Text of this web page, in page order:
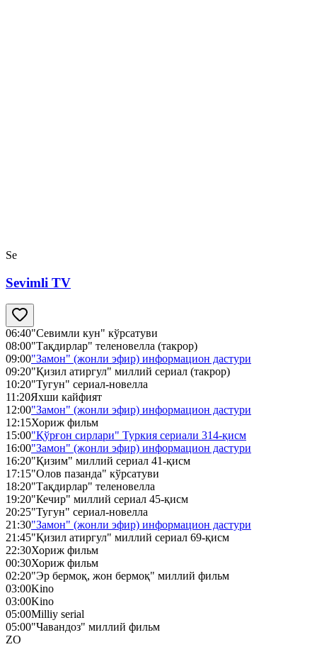
Se
Sevimli TV
06:40"Севимли кун" кўрсатуви
08:00"Тақдирлар" теленовелла (такрор)
09:00"Замон" (жонли эфир) информацион дастури
09:20"Қизил атиргул" миллий сериал (такрор)
10:20"Тугун" сериал-новелла
11:20Яхши кайфият
12:00"Замон" (жонли эфир) информацион дастури
12:15Хориж фильм
15:00"Қўрғон сирлари" Туркия сериали 314-қисм
16:00"Замон" (жонли эфир) информацион дастури
16:20"Қизим" миллий сериал 41-қисм
17:15"Олов пазанда" кўрсатуви
18:20"Тақдирлар" теленовелла
19:20"Кечир" миллий сериал 45-қисм
20:25"Тугун" сериал-новелла
21:30"Замон" (жонли эфир) информацион дастури
21:45"Қизил атиргул" миллий сериал 69-қисм
22:30Хориж фильм
00:30Хориж фильм
02:20"Эр бермоқ, жон бермоқ" миллий фильм
03:00Kino
03:00Kino
05:00Milliy serial
05:00"Чавандоз" миллий фильм
ZO